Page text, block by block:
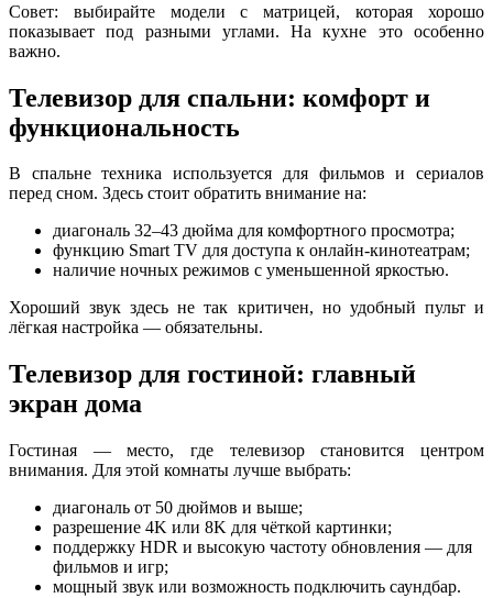
Совет: выбирайте модели с матрицей, которая хорошо
показывает под разными углами. На кухне это особенно
важно.
Телевизор для спальни: комфорт и
функциональность
В спальне техника используется для фильмов и сериалов
перед сном. Здесь стоит обратить внимание на:
диагональ 32–43 дюйма для комфортного просмотра;
функцию Smart TV для доступа к онлайн-кинотеатрам;
наличие ночных режимов с уменьшенной яркостью.
Хороший звук здесь не так критичен, но удобный пульт и
лёгкая настройка — обязательны.
Телевизор для гостиной: главный
экран дома
Гостиная — место, где телевизор становится центром
внимания. Для этой комнаты лучше выбрать:
диагональ от 50 дюймов и выше;
разрешение 4K или 8K для чёткой картинки;
поддержку HDR и высокую частоту обновления — для
фильмов и игр;
мощный звук или возможность подключить саундбар.